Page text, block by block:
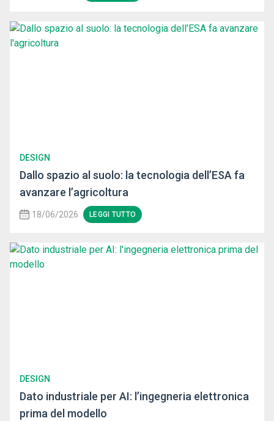
DESIGN
Dallo spazio al suolo: la tecnologia dell’ESA fa
avanzare l’agricoltura
18/06/2026 LEGGI TUTTO
DESIGN
Dato industriale per AI: l’ingegneria elettronica
prima del modello